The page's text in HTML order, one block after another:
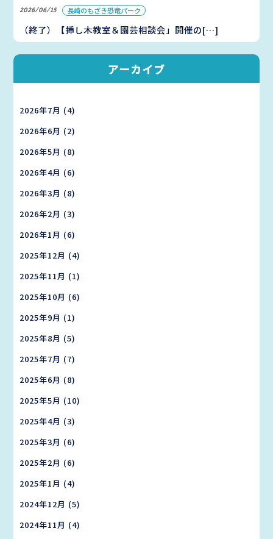
2026/06/15 長崎のもざき恐竜パーク
（終了）【挿し木教室＆園芸相談会」開催の[…]
アーカイブ
2026年7月 (4)
2026年6月 (2)
2026年5月 (8)
2026年4月 (6)
2026年3月 (8)
2026年2月 (3)
2026年1月 (6)
2025年12月 (4)
2025年11月 (1)
2025年10月 (6)
2025年9月 (1)
2025年8月 (5)
2025年7月 (7)
2025年6月 (8)
2025年5月 (10)
2025年4月 (3)
2025年3月 (6)
2025年2月 (6)
2025年1月 (4)
2024年12月 (5)
2024年11月 (4)